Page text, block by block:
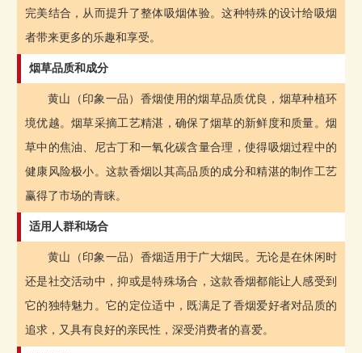
完美结合，从而提升了整体吸烟体验。这种特殊的设计给吸烟
者带来更多的乐趣和享受。
烟草品质和成分
黄山（印象一品）香烟使用的烟草品质优良，烟草种植环
境优越。烟草采摘工艺精湛，确保了烟草的新鲜度和质量。烟
草中的焦油、尼古丁和一氧化碳含量合理，使得吸烟过程中的
健康风险极小。这款香烟以其高品质的成分和精湛的制作工艺
赢得了市场的青睐。
适用人群和场合
黄山（印象一品）香烟适用于广大烟民。无论是在休闲时
还是社交活动中，抑或是特殊场合，这款香烟都能让人感受到
它的独特魅力。它的定位适中，既满足了香烟爱好者对品质的
追求，又具有良好的亲民性，深受消费者的喜爱。